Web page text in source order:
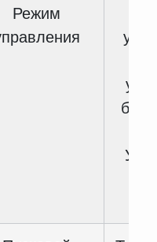
Режим
без